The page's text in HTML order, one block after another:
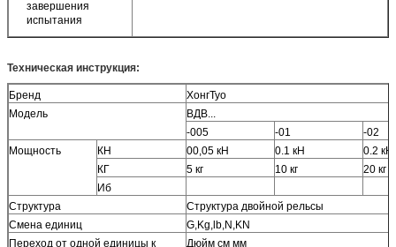
завершения
испытания
Техническая инструкция:
Бренд
ХонгТуо
Модель
ВДВ...
-005
-01
-02
Мощность
КН 00,05 кН 0.1 кН
0.2 кН
КГ
5 кг 10 кг
20 кг
Иб
Структура
Структура двойной рельсы
Смена единиц
G,Kg,lb,N,KN
Переход от одной единицы к
Дюйм см мм